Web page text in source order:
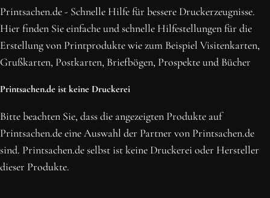
Erhalte die neusten Beiträge, sichere dir Top-Angebote und
abonniere unseren Newsletter.
NEWSLETTER ABONNIEREN
Printsachen.de - Schnelle Hilfe für bessere Druckerzeugnisse.
Hier finden Sie einfache und schnelle Hilfestellungen für die
Erstellung von Printprodukte wie zum Beispiel Visitenkarten,
Grußkarten, Postkarten, Briefbögen, Prospekte und Bücher
Printsachen.de ist keine Druckerei
Bitte beachten Sie, dass die angezeigten Produkte auf
Printsachen.de eine Auswahl der Partner von Printsachen.de
sind. Printsachen.de selbst ist keine Druckerei oder Hersteller
dieser Produkte.